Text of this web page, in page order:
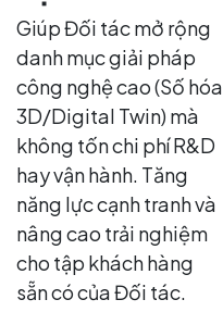
Giúp Đối tác mở rộng
danh mục giải pháp
công nghệ cao (Số hóa
3D/Digital Twin) mà
không tốn chi phí R&D
hay vận hành. Tăng
năng lực cạnh tranh và
nâng cao trải nghiệm
cho tập khách hàng
sẵn có của Đối tác.